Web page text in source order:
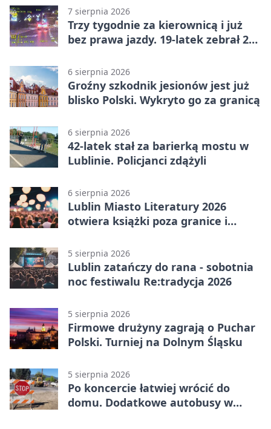
7 sierpnia 2026
Trzy tygodnie za kierownicą i już
bez prawa jazdy. 19-latek zebrał 23
6 sierpnia 2026
Groźny szkodnik jesionów jest już
blisko Polski. Wykryto go za granicą
6 sierpnia 2026
42-latek stał za barierką mostu w
Lublinie. Policjanci zdążyli
6 sierpnia 2026
Lublin Miasto Literatury 2026
otwiera książki poza granice i
5 sierpnia 2026
Lublin zatańczy do rana - sobotnia
noc festiwalu Re:tradycja 2026
5 sierpnia 2026
Firmowe drużyny zagrają o Puchar
Polski. Turniej na Dolnym Śląsku
5 sierpnia 2026
Po koncercie łatwiej wrócić do
domu. Dodatkowe autobusy w